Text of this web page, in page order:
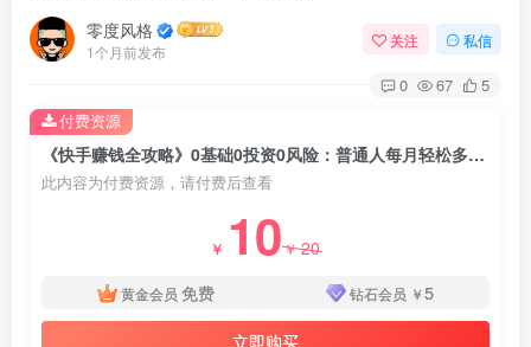
零度风格
1个月前发布
关注 私信
0 67 5
《快手赚钱全攻略》0基础0投资0风险：普通人每月轻松多赚1万块（23节视频）
此内容为付费资源，请付费后查看
￥ 10￥20
黄金会员 免费 钻石会员 ￥5
立即购买
付费资源